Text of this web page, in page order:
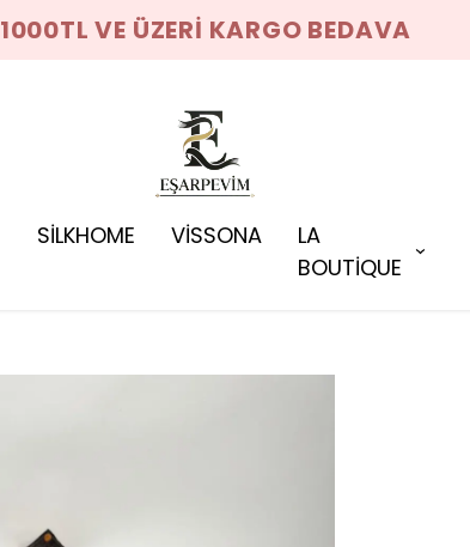
1000TL VE ÜZERİ KARGO BEDAVA
SİLKHOME VİSSONA
LA
BOUTİQUE